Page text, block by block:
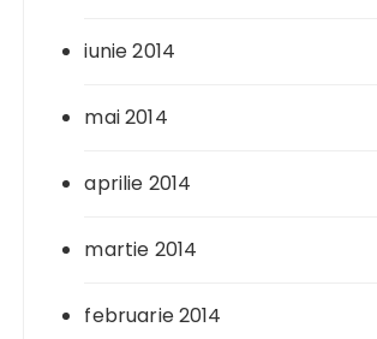
iunie 2014
mai 2014
aprilie 2014
martie 2014
februarie 2014